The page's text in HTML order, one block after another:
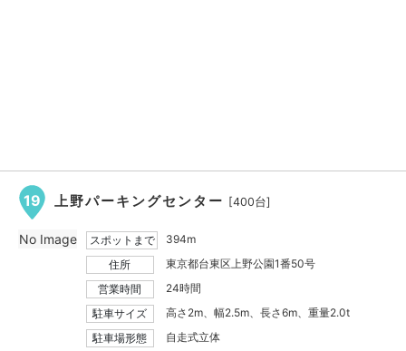
19 上野パーキングセンター [400台]
スポットまで
394m
住所
東京都台東区上野公園1番50号
営業時間
24時間
駐車サイズ
高さ2m、幅2.5m、長さ6m、重量2.0t
駐車場形態
自走式立体
No Image